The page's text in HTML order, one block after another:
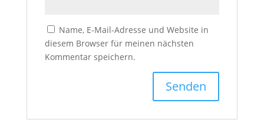
Name, E-Mail-Adresse und Website in
diesem Browser für meinen nächsten
Kommentar speichern.